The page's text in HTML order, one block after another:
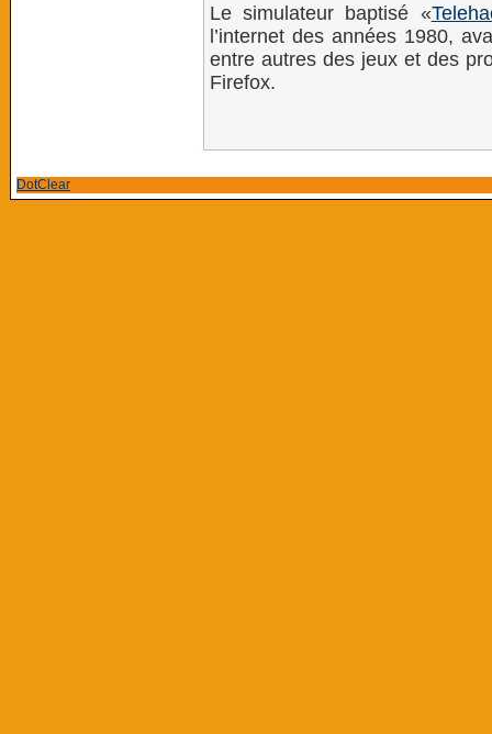
Le simulateur baptisé «
l’internet des années 1980,
entre autres des jeux et des
Firefox.
DotClear